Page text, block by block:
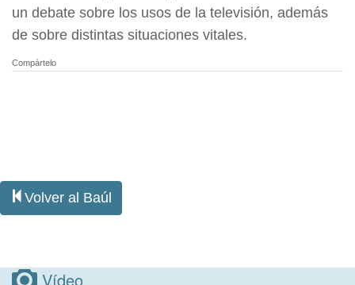
un debate sobre los usos de la televisión, además
de sobre distintas situaciones vitales.
Compártelo
Volver al Baúl
Vídeo